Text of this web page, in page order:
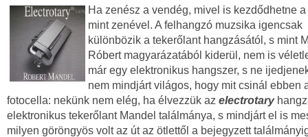
Ha zenész a vendég, mivel is kezdődhetne a
mint zenével. A felhangzó muzsika igencsak
különbözik a tekerőlant hangzásától, s mint
Róbert magyarázatából kiderül, nem is
már egy elektronikus hangszer, s ne
nem mindjárt világos, hogy mit csinál ebben
fotocella: nekünk nem elég, ha élvezzük az electrotary
elektronikus tekerőlant Mandel találmánya, s mindjárt el is
milyen göröngyös volt az út az ötlettől a bejegyzett